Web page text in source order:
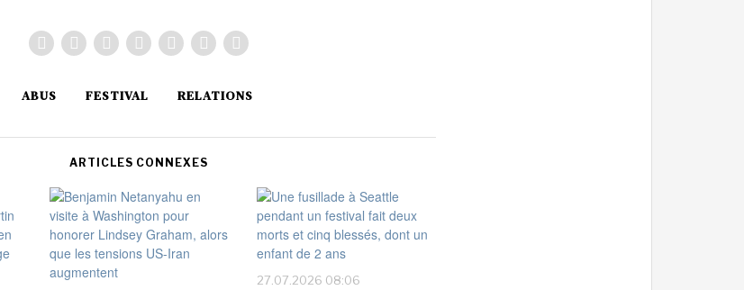
ABUS FESTIVAL RELATIONS
ARTICLES CONNEXES
27.07.2026 08:06